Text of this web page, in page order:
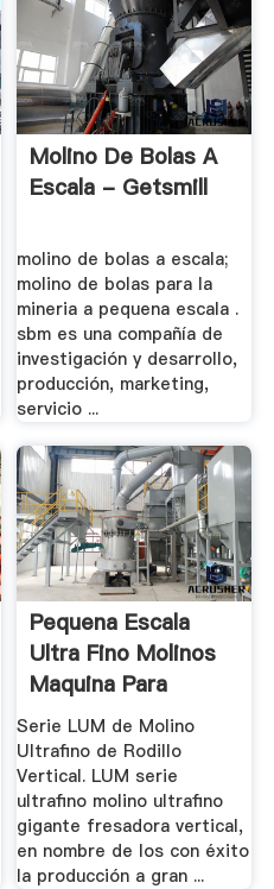
Molino De Bolas A
Escala - Getsmill
molino de bolas a escala;
molino de bolas para la
mineria a pequena escala .
sbm es una compañía de
investigación y desarrollo,
producción, marketing,
servicio ...
Pequena Escala
Ultra Fino Molinos
Maquina Para
Serie LUM de Molino
Ultrafino de Rodillo
Vertical. LUM serie
ultrafino molino ultrafino
gigante fresadora vertical,
en nombre de los con éxito
la producción a gran ...